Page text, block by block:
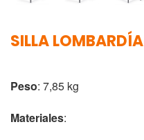
SILLA LOMBARDÍA
Peso: 7,85 kg
Materiales: